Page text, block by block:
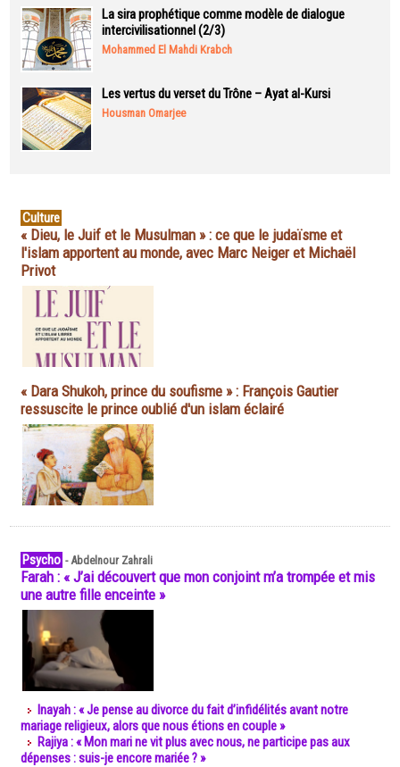
La sira prophétique comme modèle de dialogue
intercivilisationnel (2/3)
Mohammed El Mahdi Krabch
Les vertus du verset du Trône – Ayat al-Kursi
Housman Omarjee
Culture
« Dieu, le Juif et le Musulman » : ce que le judaïsme et
l'islam apportent au monde, avec Marc Neiger et Michaël
Privot
« Dara Shukoh, prince du soufisme » : François Gautier
ressuscite le prince oublié d'un islam éclairé
Psycho -Abdelnour Zahrali
Farah : « J’ai découvert que mon conjoint m’a trompée et mis
une autre fille enceinte »
Inayah : « Je pense au divorce du fait d’infidélités avant notre
mariage religieux, alors que nous étions en couple »
Rajiya : « Mon mari ne vit plus avec nous, ne participe pas aux
dépenses : suis-je encore mariée ? »